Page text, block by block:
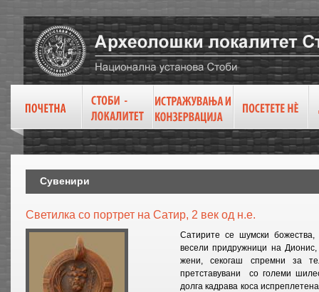
Сувенири
Светилка со портрет на Сатир, 2 век од н.е.
Сатирите се шумски
весели придружници на
жени, секогаш спремни за
претставувани со големи
долга кадрава коса